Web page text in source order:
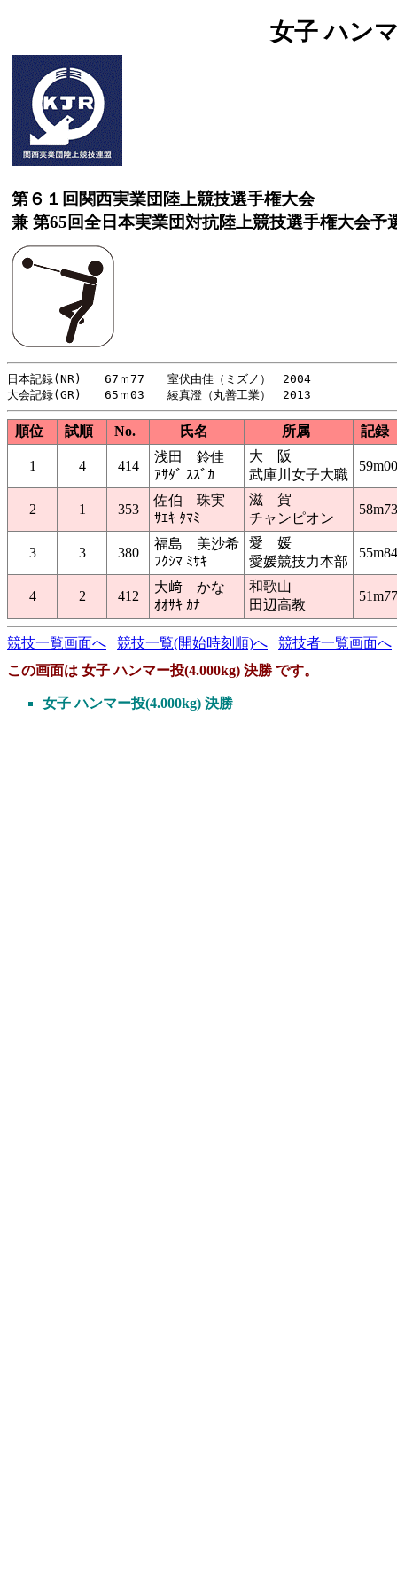
女子 ハン
第６１回関西実業団陸上競技選手権大会
兼 第65回全日本実業団対抗陸上競技選手権大会予
日本記録(NR)　　67ｍ77　　室伏由佳（ミズノ）　2004
順位 試順 No. 氏名 所属 記録
1 4 414
浅田 鈴佳
ｱｻﾀﾞ ｽｽﾞｶ
大 阪
武庫川女子大職
59m00
2 1 353
佐伯 珠実
ｻｴｷ ﾀﾏﾐ
滋 賀
チャンピオン
58m73
3 3 380
福島 美沙希
ﾌｸｼﾏ ﾐｻｷ
愛 媛
愛媛競技力本部
55m84
4 2 412
大﨑 かな
ｵｵｻｷ ｶﾅ
和歌山
田辺高教
51m77
競技一覧画面へ 競技一覧(開始時刻順)へ
競技者一覧画面へ
この画面は 女子 ハンマー投(4.000kg) 決勝 です。
女子 ハンマー投(4.000kg) 決勝